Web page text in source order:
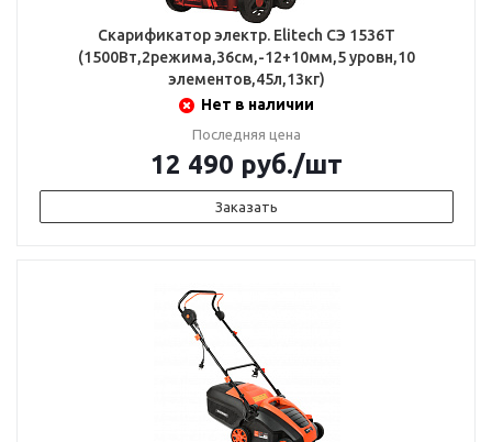
Скарификатор электр. Elitech СЭ 1536Т
(1500Вт,2режима,36см,-12+10мм,5 уровн,10
элементов,45л,13кг)
Нет в наличии
Последняя цена
12 490 руб./шт
Заказать